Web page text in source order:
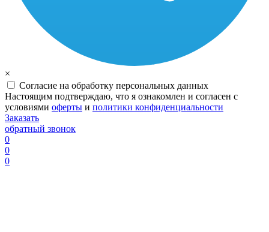
×
Согласие на обработку персональных данных
Настоящим подтверждаю, что я ознакомлен и согласен с
условиями оферты и политики конфиденциальности
Заказать
обратный звонок
0
0
0